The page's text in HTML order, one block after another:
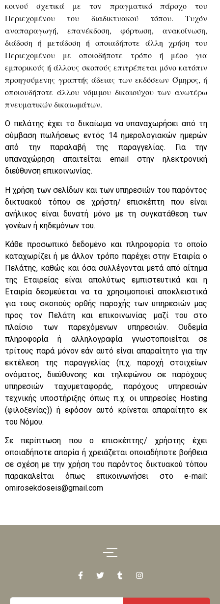
κοινού σχετικά με τον πραγματικό πάροχο του
Περιεχομένου του διαδικτυακού τόπου. Τυχόν
αναπαραγωγή, επανέκδοση, φόρτωση, ανακοίνωση,
διάδοση ή μετάδοση ή οποιαδήποτε άλλη χρήση του
Περιεχομένου με οποιοδήποτε τρόπο ή μέσο για
εμπορικούς ή άλλους σκοπούς επιτρέπεται μόνο κατόπιν
προηγούμενης γραπτής άδειας των εκδόσεων Όμηρος, ή
οποιουδήποτε άλλου νόμιμου δικαιούχου των ανωτέρω
πνευματικών δικαιωμάτων.
Ο πελάτης έχει το δικαίωμα να υπαναχωρήσει από τη
σύμβαση πωλήσεως εντός 14 ημερολογιακών ημερών
από την παραλαβή της παραγγελίας. Για την
υπαναχώρηση απαιτείται email στην ηλεκτρονική
διεύθυνση επικοινωνίας.
Η χρήση των σελίδων και των υπηρεσιών του παρόντος
δικτυακού τόπου σε χρήστη/ επισκέπτη που είναι
ανήλικος είναι δυνατή μόνο με τη συγκατάθεση των
γονέων ή κηδεμόνων του.
Κάθε προσωπικό δεδομένο και πληροφορία το οποίο
καταχωρίζει ή με άλλον τρόπο παρέχει στην Εταιρία ο
Πελάτης, καθώς και όσα συλλέγονται μετά από αίτημα
της Εταιρείας είναι απολύτως εμπιστευτικά και η
Εταιρία δεσμεύεται να τα χρησιμοποιεί αποκλειστικά
για τους σκοπούς ορθής παροχής των υπηρεσιών μας
προς τον Πελάτη και επικοινωνίας μαζί του στο
πλαίσιο των παρεχόμενων υπηρεσιών. Ουδεμία
πληροφορία ή αλληλογραφία γνωστοποιείται σε
τρίτους παρά μόνον εάν αυτό είναι απαραίτητο για την
εκτέλεση της παραγγελίας (π.χ. παροχή στοιχείων
ονόματος, διεύθυνσης και τηλεφώνου σε παρόχους
υπηρεσιών ταχυμεταφοράς, παρόχους υπηρεσιών
τεχνικής υποστήριξης όπως π.χ. οι υπηρεσίες Hosting
(φιλοξενίας)) ή εφόσον αυτό κρίνεται απαραίτητο εκ
του Νόμου.
Σε περίπτωση που ο επισκέπτης/ χρήστης έχει
οποιαδήποτε απορία ή χρειάζεται οποιαδήποτε βοήθεια
σε σχέση με την χρήση του παρόντος δικτυακού τόπου
παρακαλείται όπως επικοινωνήσει στο e-mail:
omirosekdoseis@gmail.com